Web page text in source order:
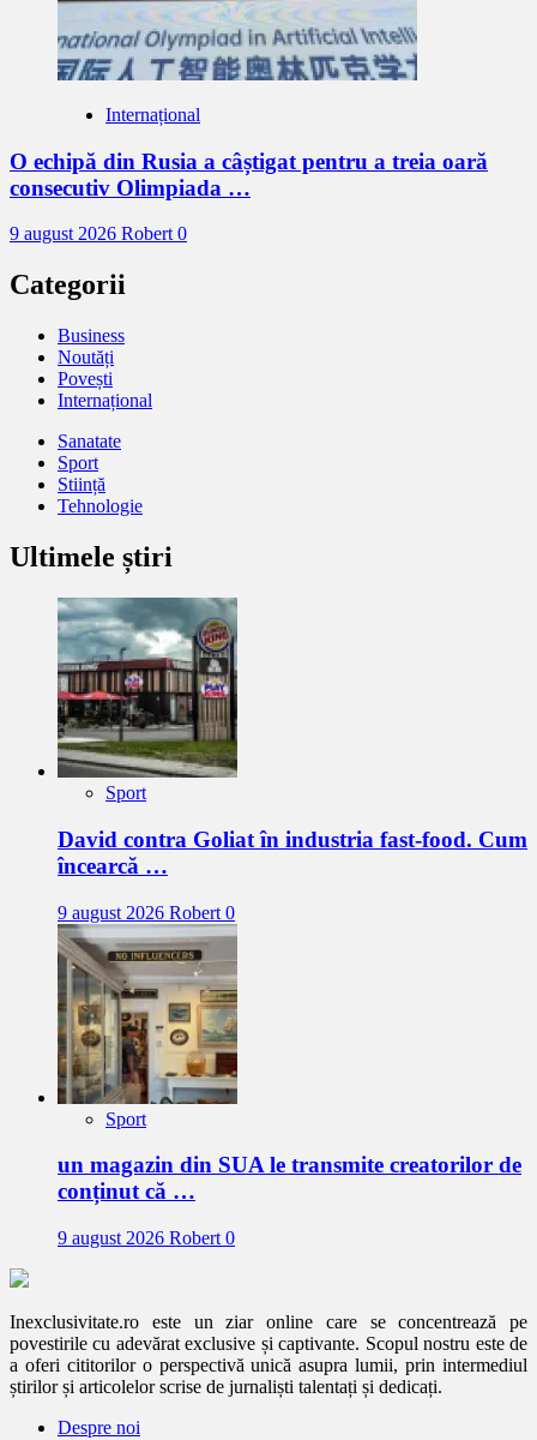
Internațional
O echipă din Rusia a câștigat pentru a treia oară
consecutiv Olimpiada …
9 august 2026 Robert0
Categorii
Business
Noutăți
Povești
Internațional
Sanatate
Sport
Stiință
Tehnologie
Ultimele știri
Sport
David contra Goliat în industria fast-food. Cum
încearcă …
9 august 2026 Robert 0
Sport
un magazin din SUA le transmite creatorilor de
conținut că …
9 august 2026 Robert 0
Inexclusivitate.ro este un ziar online care se concentrează pe
povestirile cu adevărat exclusive și captivante. Scopul nostru este de
a oferi cititorilor o perspectivă unică asupra lumii, prin intermediul
știrilor și articolelor scrise de jurnaliști talentați și dedicați.
Despre noi